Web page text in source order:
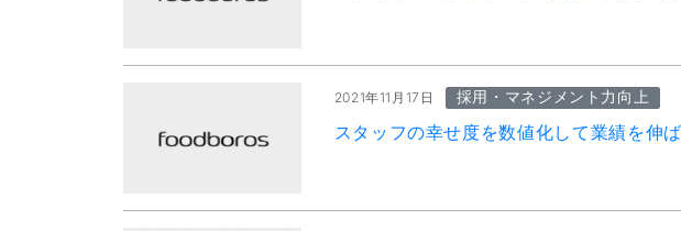
2021年11月17日 採用・マネジメント力向上
スタッフの幸せ度を数値化して業績を伸